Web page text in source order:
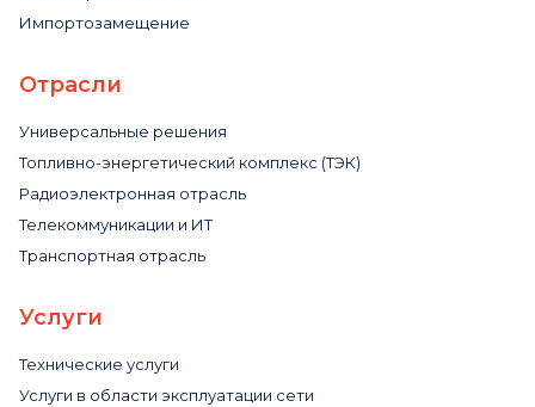
Импортозамещение
Отрасли
Универсальные решения
Топливно-энергетический комплекс (ТЭК)
Радиоэлектронная отрасль
Телекоммуникации и ИТ
Транспортная отрасль
Услуги
Технические услуги
Услуги в области эксплуатации сети